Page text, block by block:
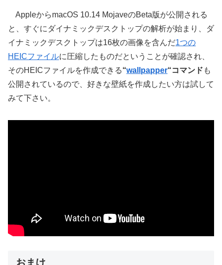
AppleからmacOS 10.14 MojaveのBeta版が公開される
と、すぐにダイナミックデスクトップの解析が始まり、ダ
イナミックデスクトップは16枚の画像を含んだ1つの
HEICファイルに圧縮したものだということが確認され、
そのHEICファイルを作成できる“wallpapper“コマンド も
公開されているので、好きな壁紙を作成したい方は試して
みて下さい。
おまけ